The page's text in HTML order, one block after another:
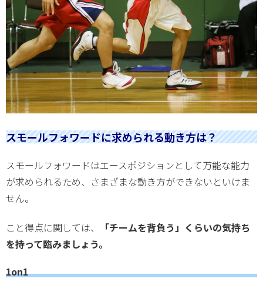
スモールフォワードに求められる動き方は？
スモールフォワードはエースポジションとして万能な能力
が求められるため、さまざまな動き方ができないといけま
せん。
こと得点に関しては、
「チームを背負う」くらいの気持ち
を持って臨みましょう。
1on1